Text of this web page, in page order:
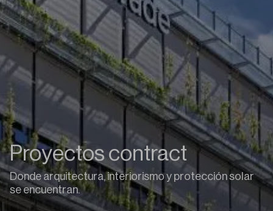
Proyectos contract
Donde arquitectura, interiorismo y protección solar
se encuentran.